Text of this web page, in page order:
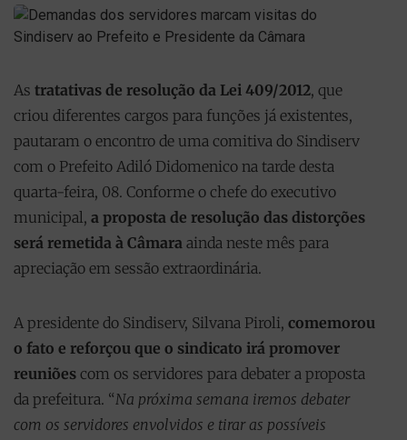
As tratativas de resolução da Lei 409/2012, que
criou diferentes cargos para funções já existentes,
pautaram o encontro de uma comitiva do Sindiserv
com o Prefeito Adiló Didomenico na tarde desta
quarta-feira, 08. Conforme o chefe do executivo
municipal, a proposta de resolução das distorções
será remetida à Câmara ainda neste mês para
apreciação em sessão extraordinária.
A presidente do Sindiserv, Silvana Piroli, comemorou
o fato e reforçou que o sindicato irá promover
reuniões com os servidores para debater a proposta
da prefeitura. “Na próxima semana iremos debater
com os servidores envolvidos e tirar as possíveis